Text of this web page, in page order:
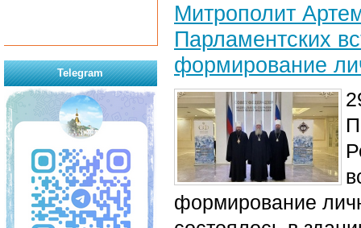
Митрополит
Парламентских
формирование
формирование
Telegram